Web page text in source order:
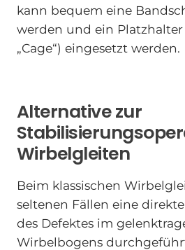
kann bequem eine
werden und ein Platzhalter
„Cage“) eingesetzt werden.
Alternative zur
Wirbelgleiten
Beim klassischen
seltenen Fällen eine
des Defektes im
Wirbelbogens